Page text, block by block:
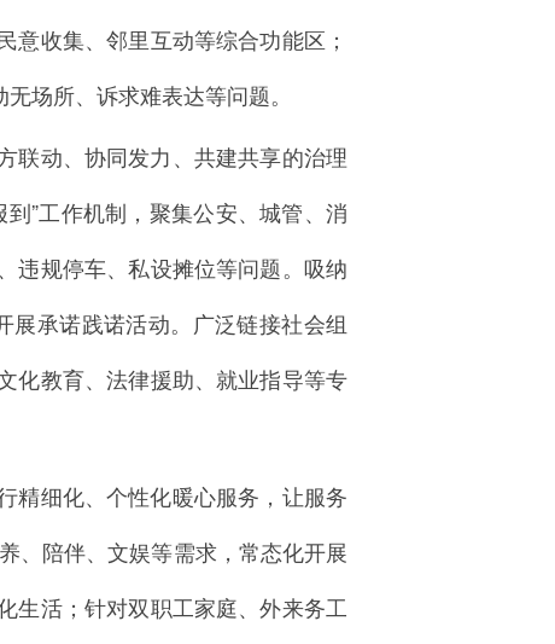
收集、邻里互动等综合功能区；
场所、诉求难表达等问题。
联动、协同发力、共建共享的治理
”工作机制，聚集公安、城管、消
违规停车、私设摊位等问题。吸纳
承诺践诺活动。广泛链接社会组
化教育、法律援助、就业指导等专
精细化、个性化暖心服务，让服务
、陪伴、文娱等需求，常态化开展
生活；针对双职工家庭、外来务工